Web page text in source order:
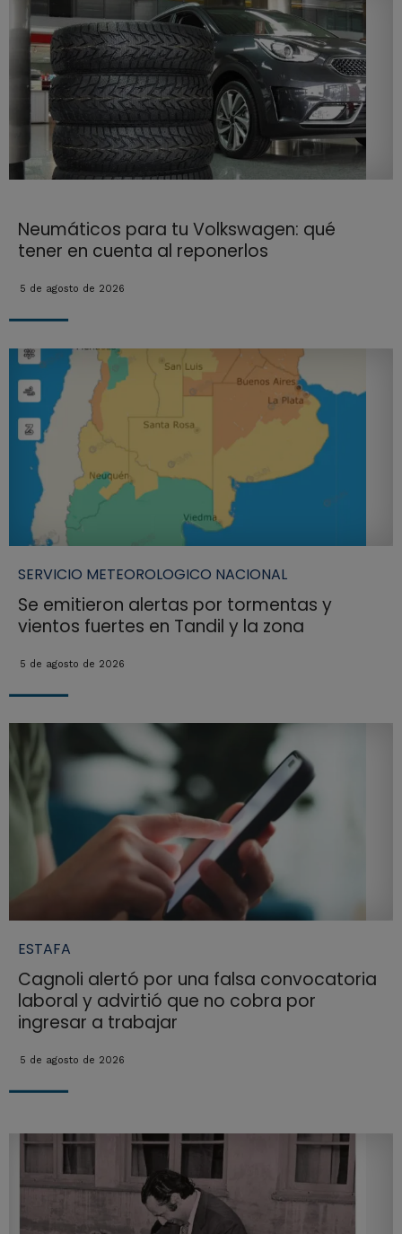
Neumáticos para tu Volkswagen: qué
tener en cuenta al reponerlos
5 de agosto de 2026
SERVICIO METEOROLOGICO NACIONAL
Se emitieron alertas por tormentas y
vientos fuertes en Tandil y la zona
5 de agosto de 2026
ESTAFA
Cagnoli alertó por una falsa convocatoria
laboral y advirtió que no cobra por
ingresar a trabajar
5 de agosto de 2026